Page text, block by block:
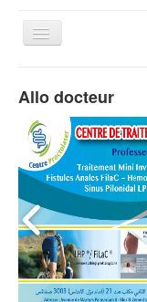
Basculer
Contact
Allo docteur